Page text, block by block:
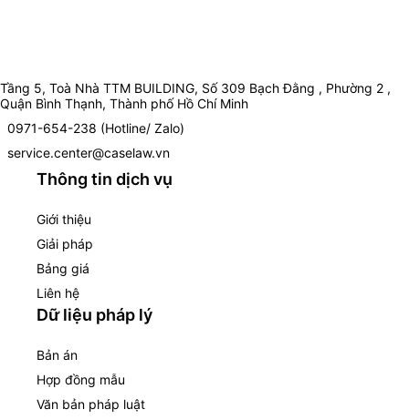
Tầng 5, Toà Nhà TTM BUILDING, Số 309 Bạch Đằng , Phường 2 ,
Quận Bình Thạnh, Thành phố Hồ Chí Minh
0971-654-238 (Hotline/ Zalo)
service.center@caselaw.vn
Thông tin dịch vụ
Giới thiệu
Giải pháp
Bảng giá
Liên hệ
Dữ liệu pháp lý
Bản án
Hợp đồng mẫu
Văn bản pháp luật